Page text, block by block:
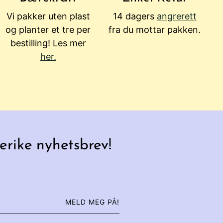
Vi pakker uten plast
og planter et tre per
bestilling! Les mer
her.
14 dagers angrerett
fra du mottar pakken.
nyhetsbrev!
MELD MEG PÅ!